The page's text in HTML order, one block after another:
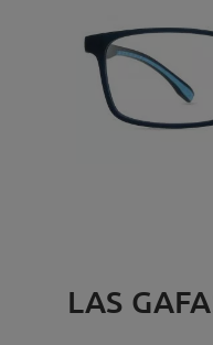
LAS